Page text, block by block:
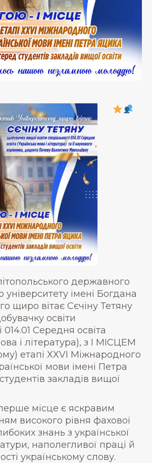
державного
університету імені Богдана
щиро вітає Сєчіну Тетяну
освіти
014.01 Середня освіта
і література), з І МІСЦЕМ
етапі ХХVI Міжнародного
мови імені Петра
закладів вищої
місце є яскравим
високого рівня фахової
знань з української
наполегливої праці й
українському слову.